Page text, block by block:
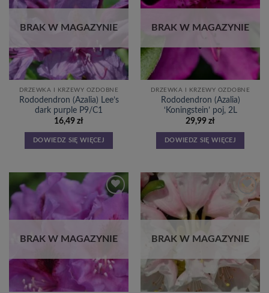
listy
BRAK W MAGAZYNIE
DRZEWKA I KRZEWY OZDOBNE
Rododendron (Azalia) Lee’s
dark purple P9/C1
16,49 zł
DOWIEDZ SIĘ WIĘCEJ
listy
BRAK W MAGAZYNIE
DRZEWKA I KRZEWY OZDOBNE
Rododendron (Azalia)
‘Koningstein’ poj, 2L
29,99 zł
DOWIEDZ SIĘ WIĘCEJ
Dodaj
listy
BRAK W MAGAZYNIE
Dodaj
do
listy
BRAK W MAGAZYNIE